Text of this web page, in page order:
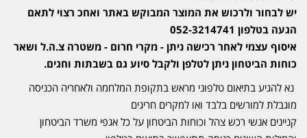
יש לבחור ולרכוש את המוצר המבוקש באתר ואחכ רצוי לתאם
הגעה בטלפון 052-3214741
איסוף עצמי לאחר רכישה ניתן - מקרי חרום - משטרה צ.ה.ל ושאר
כוחות הביטחון ניתן לטלפן ולקבל סיוע גם בשבתות וחגים.
נא להגיע בתיאום טלפוני מראש בתקופת המלחמה ולאחריה הכניסה
מוגבלת למורשים בלבד ואו למקרים חריגים
קניינים אנשי רכש צהל וכוחות הביטחון על כל אגפי משרד הביטחון